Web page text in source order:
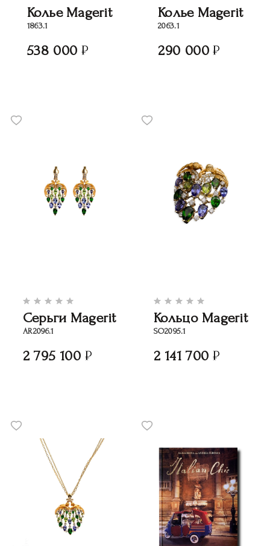
Колье Magerit
1863.1
538 000
Колье Magerit
2063.1
290 000
Серьги Magerit
AR2096.1
2 795 100
Кольцо Magerit
SO2095.1
2 141 700